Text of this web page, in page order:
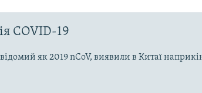
COVID-19
як 2019 nCoV, виявили в Китаї